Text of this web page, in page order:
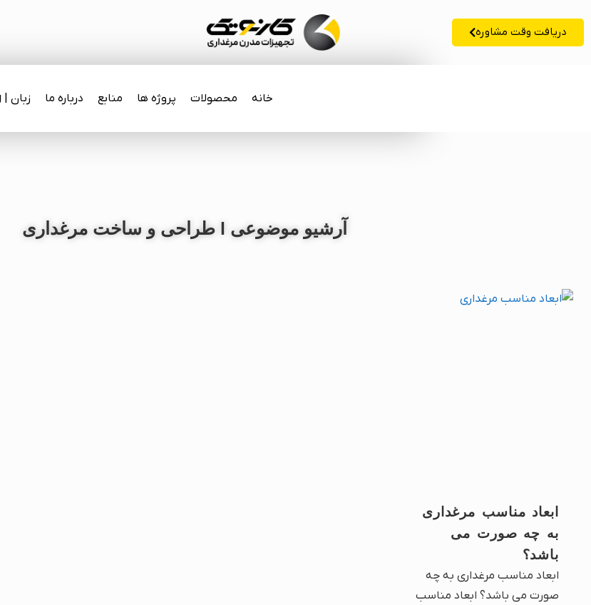
دریافت وقت مشاوره
خانه محصولات پروژه ها منابع درباره ما زبان | lang
آرشیو موضوعی l طراحی و ساخت مرغداری
ابعاد مناسب مرغداری
به چه صورت می
باشد؟
ابعاد مناسب مرغداری به چه
صورت می باشد؟ ابعاد مناسب